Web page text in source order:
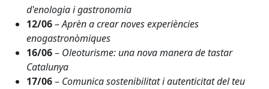
d'enologia i gastronomia
12/06–Aprèn a crear noves experiències
enogastronòmiques
16/06– Oleoturisme: una nova manera de tastar
Catalunya
17/06– Comunica sostenibilitat i autenticitat del teu